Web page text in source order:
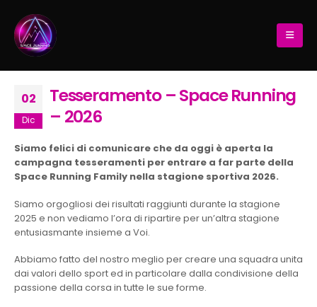
02
Dic
Tesseramento – Space Running
– 2026
Siamo felici di comunicare che da oggi è aperta la
campagna tesseramenti per entrare a far parte della
Space Running Family nella stagione sportiva 2026.
Siamo orgogliosi dei risultati raggiunti durante la stagione
2025 e non vediamo l’ora di ripartire per un’altra stagione
entusiasmante insieme a Voi.
Abbiamo fatto del nostro meglio per creare una squadra unita
dai valori dello sport ed in particolare dalla condivisione della
passione della corsa in tutte le sue forme.